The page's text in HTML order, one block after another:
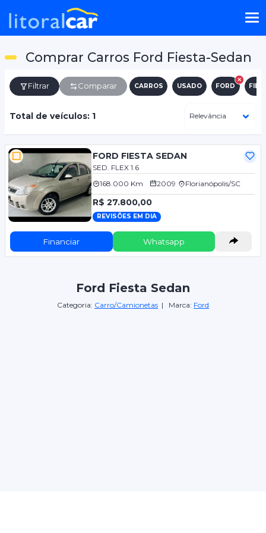
Comprar Carros Ford Fiesta-Sedan
Filtrar Comparar CARROS USADO FORD
Total de veículos: 1
FORD FIESTA SEDAN
SED. FLEX 1.6
168.000 Km
2009 Florianópolis/SC
R$ 27.800,00
REVISÕES EM DIA
Financiar Whatsapp
Ford Fiesta Sedan
Categoria: Carro/Camionetas | Marca: Ford